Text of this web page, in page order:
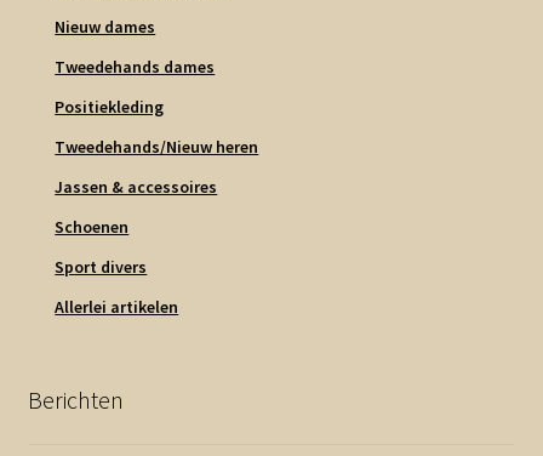
Nieuw dames
Tweedehands dames
Positiekleding
Tweedehands/Nieuw heren
Jassen & accessoires
Schoenen
Sport divers
Allerlei artikelen
Berichten